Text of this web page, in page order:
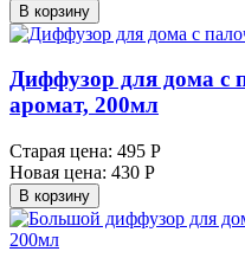
В корзину
Диффузор для дома с
аромат, 200мл
Старая цена: 495 Р
Новая цена: 430 Р
В корзину